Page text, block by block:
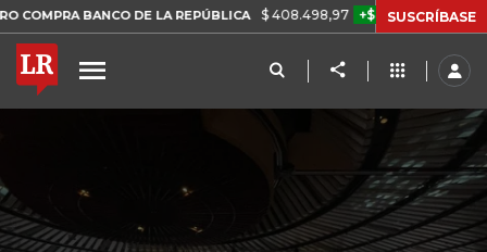
BANCO DE LA REPÚBLICA $ 408.498,97 +$ 8.753,81 +2,19%
SUSCRÍBASE